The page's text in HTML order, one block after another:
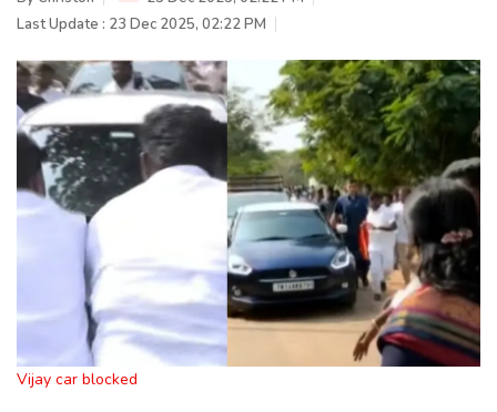
Last Update : 23 Dec 2025, 02:22 PM
Vijay car blocked